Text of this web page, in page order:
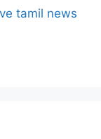
tamil news